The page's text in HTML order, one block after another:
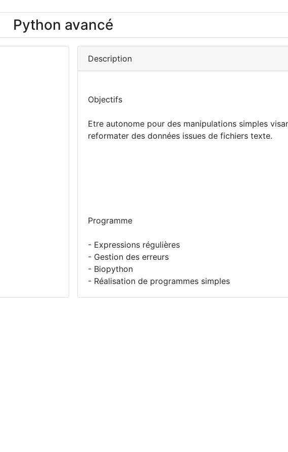
Python avancé
Description
Objectifs
Etre autonome pour des manipulations simples
reformater des données issues de fichiers texte.
Programme
- Expressions régulières
- Gestion des erreurs
- Biopython
- Réalisation de programmes simples